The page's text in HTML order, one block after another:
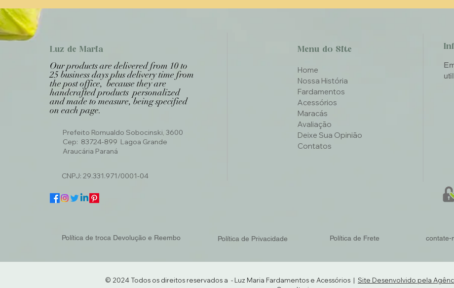
Luz de Maria
Our products are delivered from 10 to
25 business days plus delivery time from
the post office, because they are
handcrafted products personalized
and made to measure, being specified
on each page.
Prefeito Romualdo Sobocinski, 3600
Cep: 83724-899 Lagoa Grande
Araucária Paraná
CNPJ: 29.331.971/0001-04
Menu do Site
Home
Nossa História
Fardamentos
Acessórios
Maracás
Avaliação
Deixe Sua Opinião
Contatos
Política de troca Devolução e Reembo Política de Privacidade Política de Frete contate-
© 2024 Todos os direitos reservados a - Luz Maria Fardamentos e Acessórios | Site Desenvolvido pela